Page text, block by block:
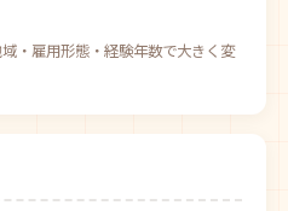
・雇用形態・経験年数で大きく変